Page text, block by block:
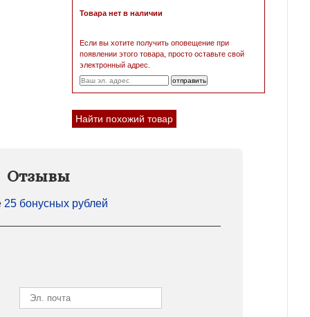
Товара нет в наличии
Если вы хотите получить оповещение при
появлении этого товара, просто оставьте свой
электронный адрес.
Найти похожий товар
Отзывы
25 бонусных рублей